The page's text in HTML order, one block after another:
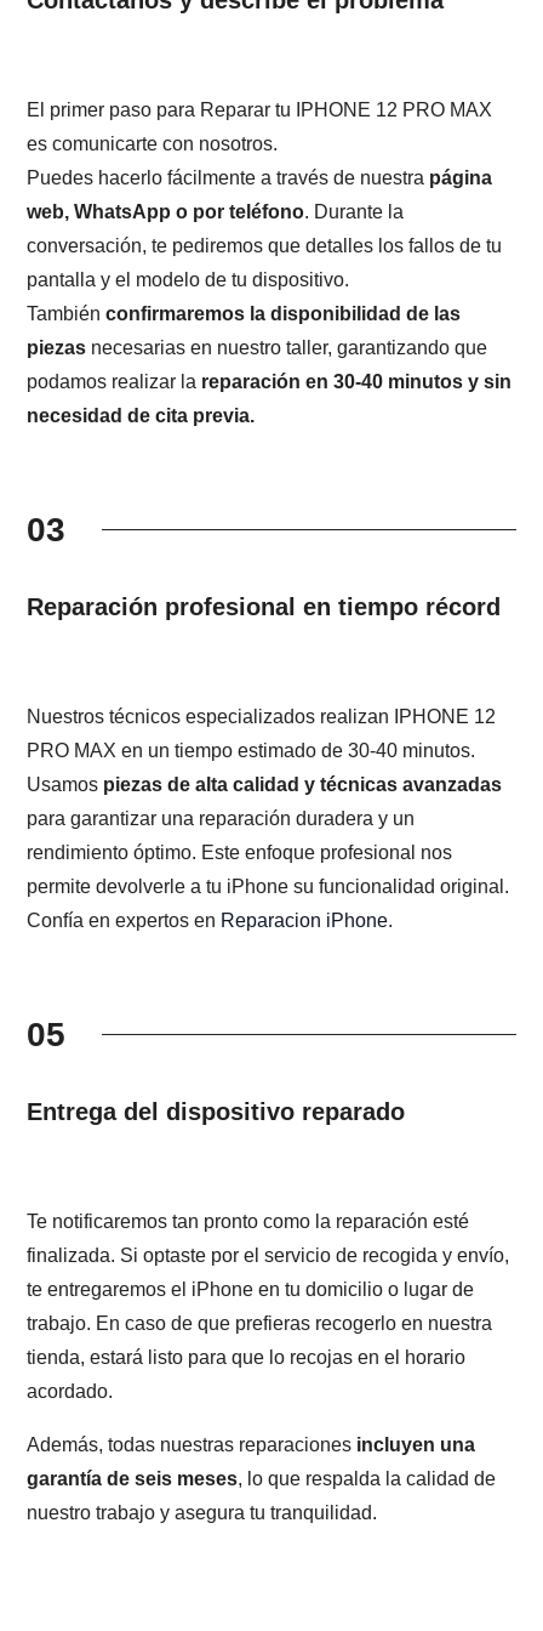
El primer paso para Reparar tu IPHONE 12 PRO MAX
es comunicarte con nosotros.
Puedes hacerlo fácilmente a través de nuestra página
web, WhatsApp o por teléfono. Durante la
conversación, te pediremos que detalles los fallos de tu
pantalla y el modelo de tu dispositivo.
Tambiénconfirmaremos la disponibilidad de las
piezas necesarias en nuestro taller, garantizando que
podamos realizar la reparación en 30-40 minutos y sin
necesidad de cita previa.
03
Reparación profesional en tiempo récord
Nuestros técnicos especializados realizan IPHONE 12
PRO MAX en un tiempo estimado de 30-40 minutos.
Usamos piezas de alta calidad y técnicas avanzadas
para garantizar una reparación duradera y un
rendimiento óptimo. Este enfoque profesional nos
permite devolverle a tu iPhone su funcionalidad original.
Confía en expertos en Reparacion iPhone.
05
Entrega del dispositivo reparado
Te notificaremos tan pronto como la reparación esté
finalizada. Si optaste por el servicio de recogida y envío,
te entregaremos el iPhone en tu domicilio o lugar de
trabajo. En caso de que prefieras recogerlo en nuestra
tienda, estará listo para que lo recojas en el horario
acordado.
Además, todas nuestras reparaciones incluyen una
garantía de seis meses, lo que respalda la calidad de
nuestro trabajo y asegura tu tranquilidad.